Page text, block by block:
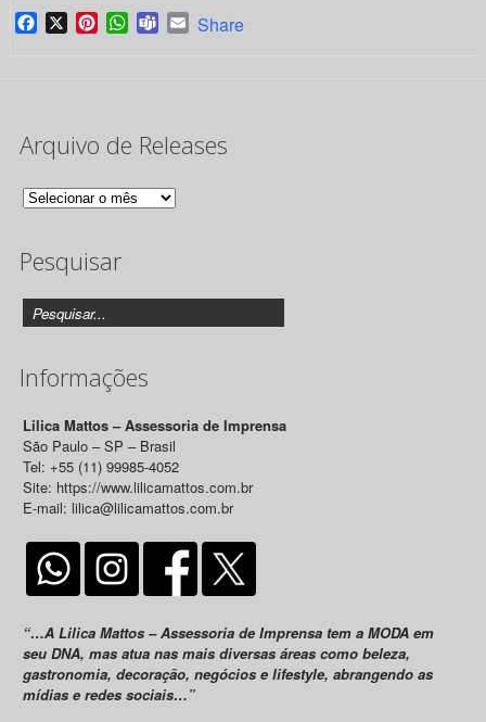
Facebook
X PinterestWhatsApp
TeamsEmail
Share
Arquivo de Releases
Arquivo
Releases
Pesquisar
Informações
Lilica Mattos – Assessoria de Imprensa
São Paulo – SP – Brasil
Tel: +55 (11) 99985-4052
Site: https://www.lilicamattos.com.br
E-mail: lilica@lilicamattos.com.br
“…A Lilica Mattos – Assessoria de Imprensa tem a MODA em
seu DNA, mas atua nas mais diversas áreas como beleza,
gastronomia, decoração, negócios e lifestyle, abrangendo as
mídias e redes sociais…”